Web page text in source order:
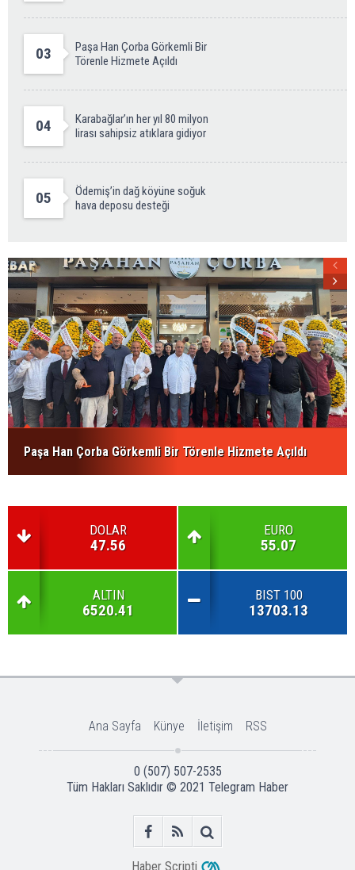
03
Paşa Han Çorba Görkemli Bir
Törenle Hizmete Açıldı
04
Karabağlar’ın her yıl 80 milyon
lirası sahipsiz atıklara gidiyor
05
Ödemiş’in dağ köyüne soğuk
hava deposu desteği
Paşa Han Çorba Görkemli Bir Törenle Hizmete Açıldı
DOLAR
47.56
EURO
55.07
ALTIN
6520.41
BIST 100
13703.13
Ana Sayfa Künye İletişim RSS
0 (507) 507-2535
Tüm Hakları Saklıdır © 2021 Telegram Haber
Haber Scripti